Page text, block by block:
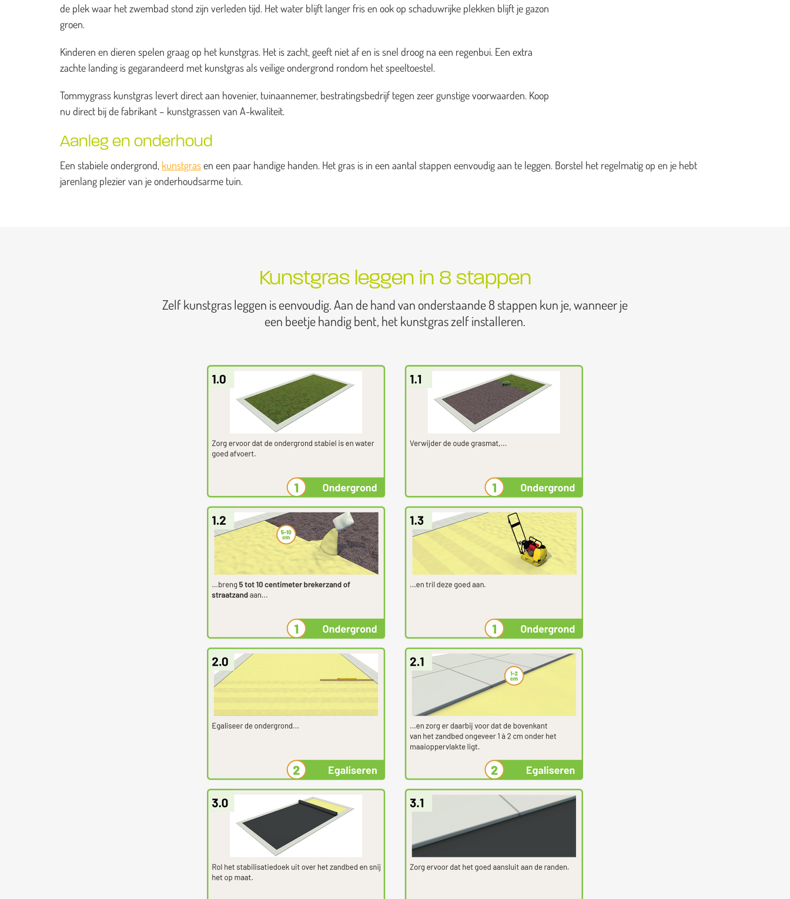
de plek waar het zwembad stond zijn verleden tijd. Het water blijft langer fris en ook op schaduwrijke plekken blijft je gazon
groen.
Kinderen en dieren spelen graag op het kunstgras. Het is zacht, geeft niet af en is snel droog na een regenbui. Een extra
zachte landing is gegarandeerd met kunstgras als veilige ondergrond rondom het speeltoestel.
Tommygrass kunstgras levert direct aan hovenier, tuinaannemer, bestratingsbedrijf tegen zeer gunstige voorwaarden. Koop
nu direct bij de fabrikant – kunstgrassen van A-kwaliteit.
Aanleg en onderhoud
Een stabiele ondergrond, kunstgrasen een paar handige handen. Het gras is in een aantal stappen eenvoudig aan te leggen. Borstel het regelmatig op en je hebt
jarenlang plezier van je onderhoudsarme tuin.
Kunstgras leggen in 8 stappen
Zelf kunstgras leggen is eenvoudig. Aan de hand van onderstaande 8 stappen kun je, wanneer je
een beetje handig bent, het kunstgras zelf installeren.